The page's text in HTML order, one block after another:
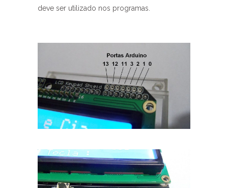
deve ser utilizado nos programas.